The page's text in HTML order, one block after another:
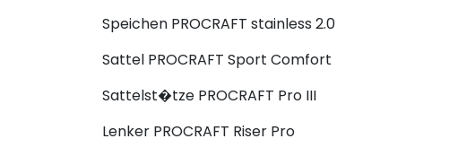
Speichen PROCRAFT stainless 2.0
Sattel PROCRAFT Sport Comfort
Sattelst�tze PROCRAFT Pro III
Lenker PROCRAFT Riser Pro